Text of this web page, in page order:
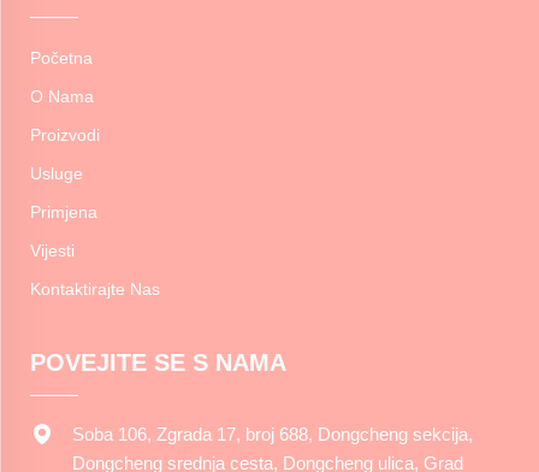
Početna
O Nama
Proizvodi
Usluge
Primjena
Vijesti
Kontaktirajte Nas
POVEJITE SE S NAMA
Soba 106, Zgrada 17, broj 688, Dongcheng sekcija,
Dongcheng srednja cesta, Dongcheng ulica, Grad